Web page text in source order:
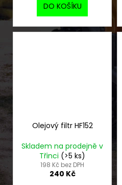
DO KOŠÍKU
Olejový filtr HF152
Skladem na prodejně v
Třinci (>5 ks)
198 Kč bez DPH
240 Kč